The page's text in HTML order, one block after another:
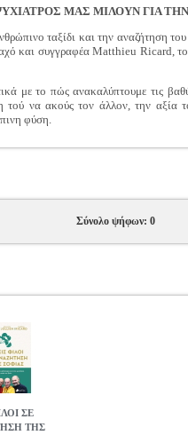
ΜΑΣ ΜΙΛΟΥΝ ΓΙΑ
ταξίδι και την αναζήτηση
και συγγραφέα Matthieu Ricard,
με το πώς ανακαλύπτουμε τις
να ακούς τον άλλον, την αξία
φύση.
Σύνολο ψήφων: 0
ΣΕ
ΤΗΣ